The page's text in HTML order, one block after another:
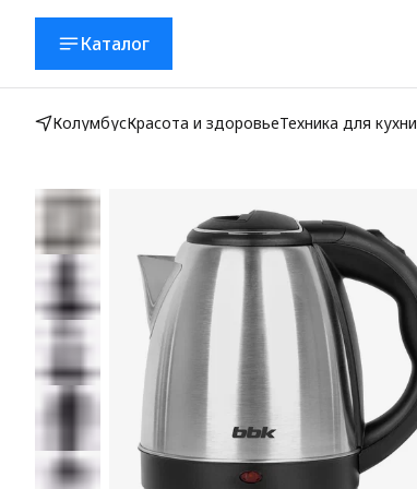
Каталог
КолумбусКрасота и здоровьеТехника для кухни